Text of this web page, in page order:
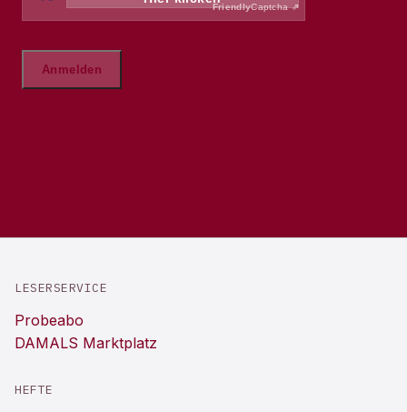
LESERSERVICE
Probeabo
DAMALS Marktplatz
HEFTE